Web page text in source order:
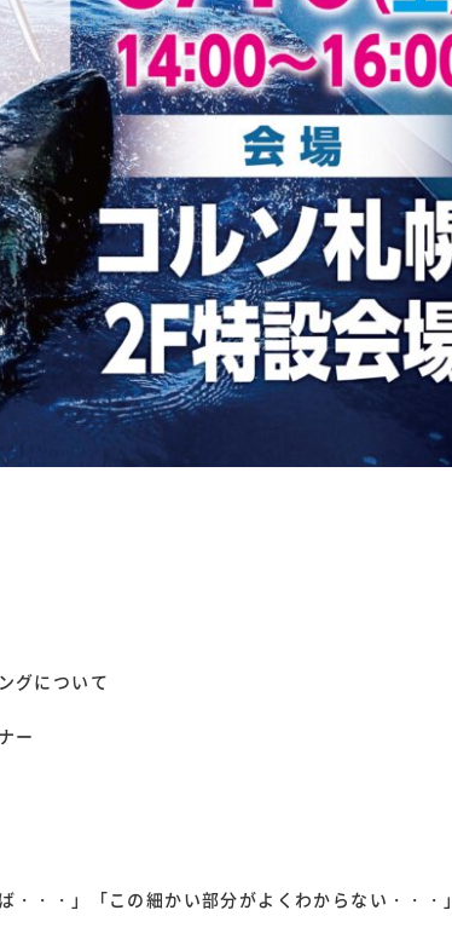
グについて
ー
・・」「この細かい部分がよくわからない・・・」